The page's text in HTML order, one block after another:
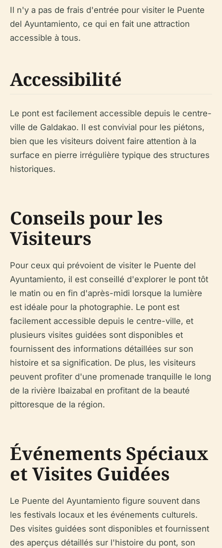
Il n'y a pas de frais d'entrée pour visiter le Puente
del Ayuntamiento, ce qui en fait une attraction
accessible à tous.
Accessibilité
Le pont est facilement accessible depuis le centre-
ville de Galdakao. Il est convivial pour les piétons,
bien que les visiteurs doivent faire attention à la
surface en pierre irrégulière typique des structures
historiques.
Conseils pour les
Visiteurs
Pour ceux qui prévoient de visiter le Puente del
Ayuntamiento, il est conseillé d'explorer le pont tôt
le matin ou en fin d'après-midi lorsque la lumière
est idéale pour la photographie. Le pont est
facilement accessible depuis le centre-ville, et
plusieurs visites guidées sont disponibles et
fournissent des informations détaillées sur son
histoire et sa signification. De plus, les visiteurs
peuvent profiter d'une promenade tranquille le long
de la rivière Ibaizabal en profitant de la beauté
pittoresque de la région.
Événements Spéciaux
et Visites Guidées
Le Puente del Ayuntamiento figure souvent dans
les festivals locaux et les événements culturels.
Des visites guidées sont disponibles et fournissent
des aperçus détaillés sur l'histoire du pont, son